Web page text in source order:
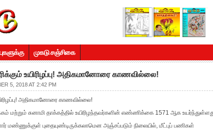
முகடு சஞ்சிகை
உயிரிழப்பு! அதிகமானோரை காணவில்லை!
5, 2018 AT 2:42 PM
அதிகமானோரை காணவில்லை!
மற்றும் சுனாமி தாக்கத்தில் உயிரிழந்தவர்களின் எண்ணிக்கை 1571 ஆக
மண்ணுக்குள் புதையுண்டிருக்கலாமென அஞ்சப்படும் நிலையில், மீட்புப் பணிகள்